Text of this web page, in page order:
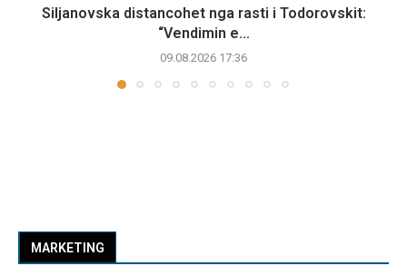
Siljanovska distancohet nga rasti i Todorovskit:
“Vendimin e...
09.08.2026 17:36
MARKETING